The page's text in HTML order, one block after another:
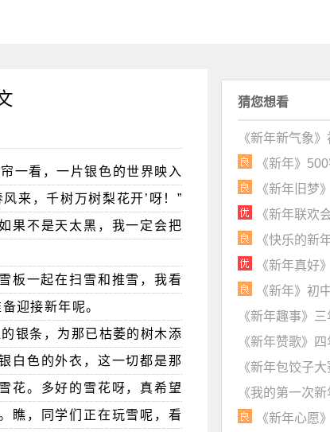
一看，一片银色的世界映入
来，千树万树梨花开’呀！”
果不是天太黑，我一定会把
板一起在扫雪和推雪，我看
迎接新年呢。
银条，为那已枯萎的树木添
白色的外衣，这一切都是那
花。多好的雪花呀，真希望
瞧，同学们正在玩雪呢，看
猜您想看
《新年新气象
《新年》
《新年旧梦
《新年》初
《新年趣事》
《新年赞歌》